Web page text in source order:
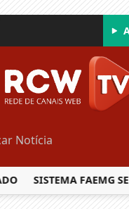
SISTEMA FAEMG SENAR